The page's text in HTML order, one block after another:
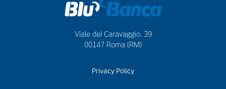
Viale del Caravaggio, 39
00147 Roma (RM)
Privacy Policy